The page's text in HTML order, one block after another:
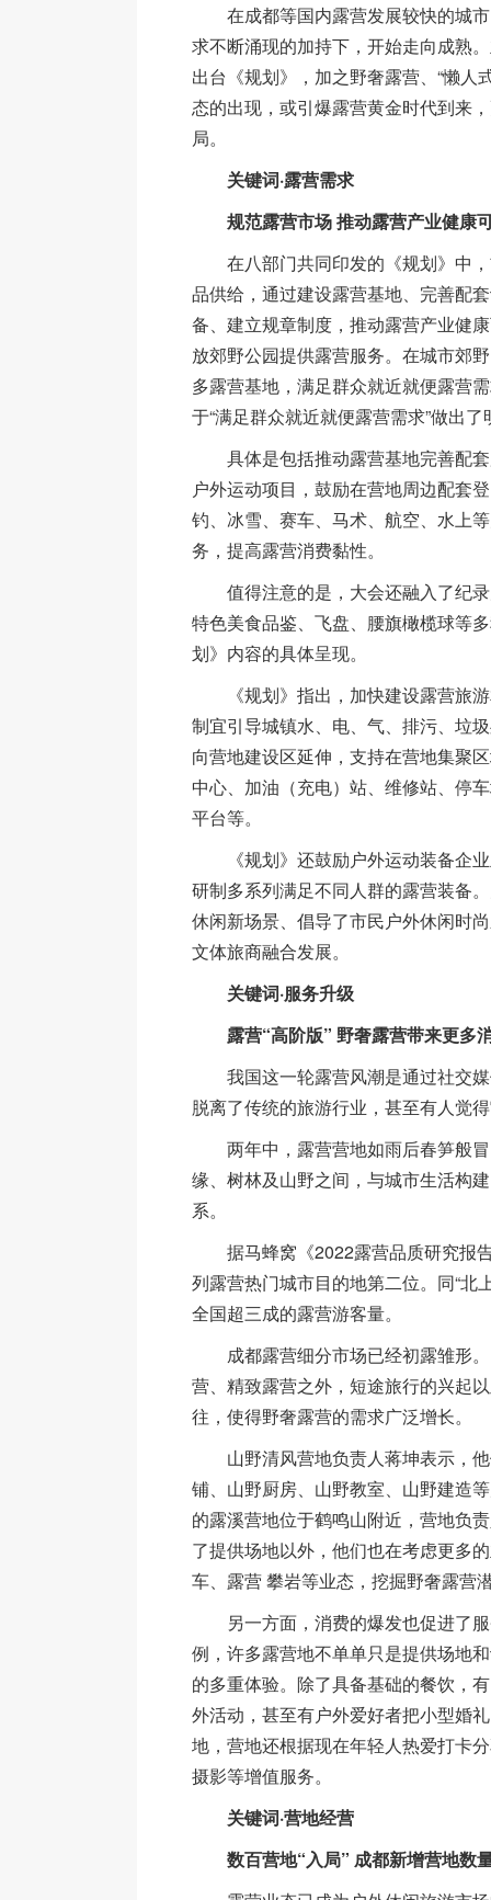
在成都等国内露营发展较快的城市
求不断涌现的加持下，开始走向成熟
出台《规划》，加之野奢露营、“懒人
态的出现，或引爆露营黄金时代到来
局。
关键词·露营需求
规范露营市场 推动露营产业健康
在八部门共同印发的《规划》中，
品供给，通过建设露营基地、完善配
备、建立规章制度，推动露营产业健
放郊野公园提供露营服务。在城市郊
多露营基地，满足群众就近就便露营
于“满足群众就近就便露营需求”做出
具体是包括推动露营基地完善配套
户外运动项目，鼓励在营地周边配套
钓、冰雪、赛车、马术、航空、水上
务，提高露营消费黏性。
值得注意的是，大会还融入了纪录
特色美食品鉴、飞盘、腰旗橄榄球等
划》内容的具体呈现。
《规划》指出，加快建设露营旅游
制宜引导城镇水、电、气、排污、垃
向营地建设区延伸，支持在营地集聚
中心、加油（充电）站、维修站、停
平台等。
《规划》还鼓励户外运动装备企业
研制多系列满足不同人群的露营装备
休闲新场景、倡导了市民户外休闲时
文体旅商融合发展。
关键词·服务升级
露营“高阶版” 野奢露营带来更多
我国这一轮露营风潮是通过社交媒
脱离了传统的旅游行业，甚至有人觉
两年中，露营营地如雨后春笋般冒
缘、树林及山野之间，与城市生活构
系。
据马蜂窝《2022露营品质研究报
列露营热门城市目的地第二位。同“北
全国超三成的露营游客量。
成都露营细分市场已经初露雏形。
营、精致露营之外，短途旅行的兴起
往，使得野奢露营的需求广泛增长。
山野清风营地负责人蒋坤表示，他
铺、山野厨房、山野教室、山野建造
的露溪营地位于鹤鸣山附近，营地负
了提供场地以外，他们也在考虑更多
车、露营 攀岩等业态，挖掘野奢露营
另一方面，消费的爆发也促进了服
例，许多露营地不单单只是提供场地
的多重体验。除了具备基础的餐饮，
外活动，甚至有户外爱好者把小型婚
地，营地还根据现在年轻人热爱打卡
摄影等增值服务。
关键词·营地经营
数百营地“入局” 成都新增营地数